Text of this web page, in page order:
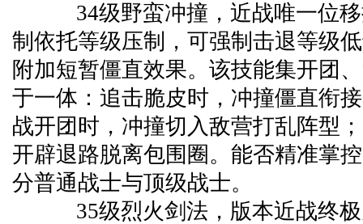
34级野蛮冲撞，近战唯一位移
制依托等级压制，可强制击退等级
附加短暂僵直效果。该技能集开团
于一体：追击脆皮时，冲撞僵直衔
战开团时，冲撞切入敌营打乱阵型
开辟退路脱离包围圈。能否精准掌
分普通战士与顶级战士。
35级烈火剑法，版本近战终极